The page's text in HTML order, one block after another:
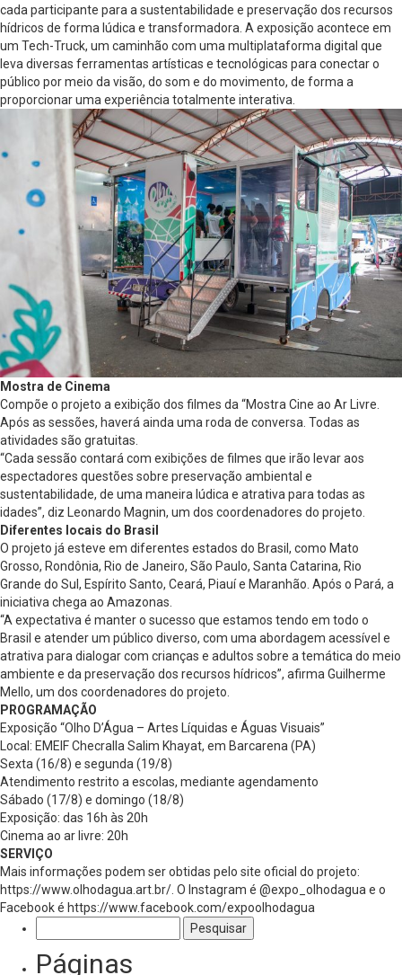
cada participante para a sustentabilidade e preservação dos recursos
hídricos de forma lúdica e transformadora. A exposição acontece em
um Tech-Truck, um caminhão com uma multiplataforma digital que
leva diversas ferramentas artísticas e tecnológicas para conectar o
público por meio da visão, do som e do movimento, de forma a
proporcionar uma experiência totalmente interativa.
Mostra de Cinema
Compõe o projeto a exibição dos filmes da “Mostra Cine ao Ar Livre.
Após as sessões, haverá ainda uma roda de conversa. Todas as
atividades são gratuitas.
“Cada sessão contará com exibições de filmes que irão levar aos
espectadores questões sobre preservação ambiental e
sustentabilidade, de uma maneira lúdica e atrativa para todas as
idades”, diz Leonardo Magnin, um dos coordenadores do projeto.
Diferentes locais do Brasil
O projeto já esteve em diferentes estados do Brasil, como Mato
Grosso, Rondônia, Rio de Janeiro, São Paulo, Santa Catarina, Rio
Grande do Sul, Espírito Santo, Ceará, Piauí e Maranhão. Após o Pará, a
iniciativa chega ao Amazonas.
“A expectativa é manter o sucesso que estamos tendo em todo o
Brasil e atender um público diverso, com uma abordagem acessível e
atrativa para dialogar com crianças e adultos sobre a temática do meio
ambiente e da preservação dos recursos hídricos”, afirma Guilherme
Mello, um dos coordenadores do projeto.
PROGRAMAÇÃO
Exposição “Olho D’Água – Artes Líquidas e Águas Visuais”
Local: EMEIF Checralla Salim Khayat, em Barcarena (PA)
Sexta (16/8) e segunda (19/8)
Atendimento restrito a escolas, mediante agendamento
Sábado (17/8) e domingo (18/8)
Exposição: das 16h às 20h
Cinema ao ar livre: 20h
SERVIÇO
Mais informações podem ser obtidas pelo site oficial do projeto:
https://www.olhodagua.art.br/. O Instagram é @expo_olhodagua e o
Facebook é https://www.facebook.com/expoolhodagua
por:
Páginas